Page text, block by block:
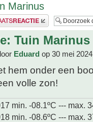
Marinus
een reactie
Tuin Marinus
Eduard op 30 mei
hem onder een
volle zon!
min. -08.1ºC --- max.
min. -08.6ºC --- max.